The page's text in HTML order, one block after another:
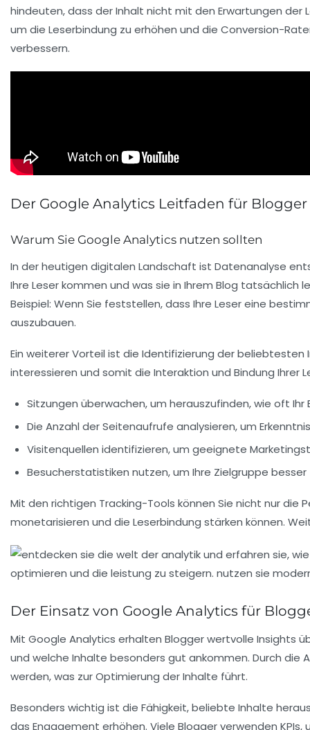
hindeuten, dass der Inhalt nicht mit den Erwartungen
um die Leserbindung zu erhöhen und die Conversion-
verbessern.
Der Google Analytics Leitfaden für Blogger
Warum Sie Google Analytics nutzen sollten
In der heutigen digitalen Landschaft ist Datenanalyse
Ihre Leserkommen und was sie in Ihrem Blog tatsächlich
Beispiel: Wenn Sie feststellen, dass Ihre Leser eine
auszubauen.
Ein weiterer Vorteil ist die Identifizierung der beliebtesten
interessieren und somit die Interaktion und Bindung Ihrer
Sitzungen überwachen, um herauszufinden, wie oft Ihr
Die Anzahl derSeitenaufrufe analysieren, um
Visitenquellen identifizieren, um geeignete
Besucherstatistiken nutzen, um Ihre Zielgruppe besser
Mit den richtigen Tracking-Tools können Sie nicht nur die
monetarisieren und die Leserbindung stärken können.
Der Einsatz von Google Analytics für
Mit Google Analytics erhalten Blogger wertvolle Insights
und welche Inhalte besonders gut ankommen. Durch die
werden, was zur Optimierung der Inhalte führt.
Besonders wichtig ist die Fähigkeit,beliebte Inhalte
das Engagement erhöhen. Viele Blogger verwenden KPIs,